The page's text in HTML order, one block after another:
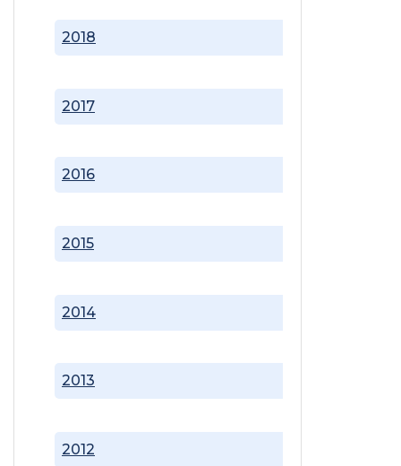
2012
2013
2014
2015
2016
2017
2018